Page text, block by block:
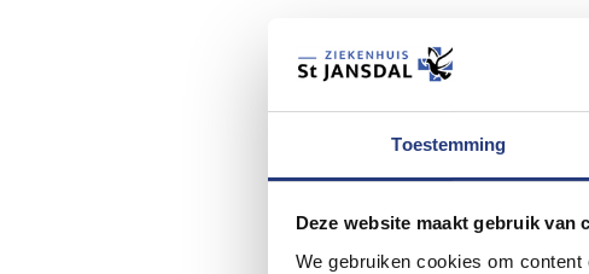
Toestemming
Deze website maakt gebruik van
We gebruiken cookies om